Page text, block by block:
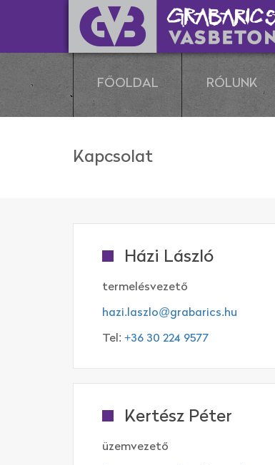
FŐOLDAL RÓLUNK
Kapcsolat
Házi László
termelésvezető
hazi.laszlo@grabarics.hu
Tel: +36 30 224 9577
Kertész Péter
üzemvezető